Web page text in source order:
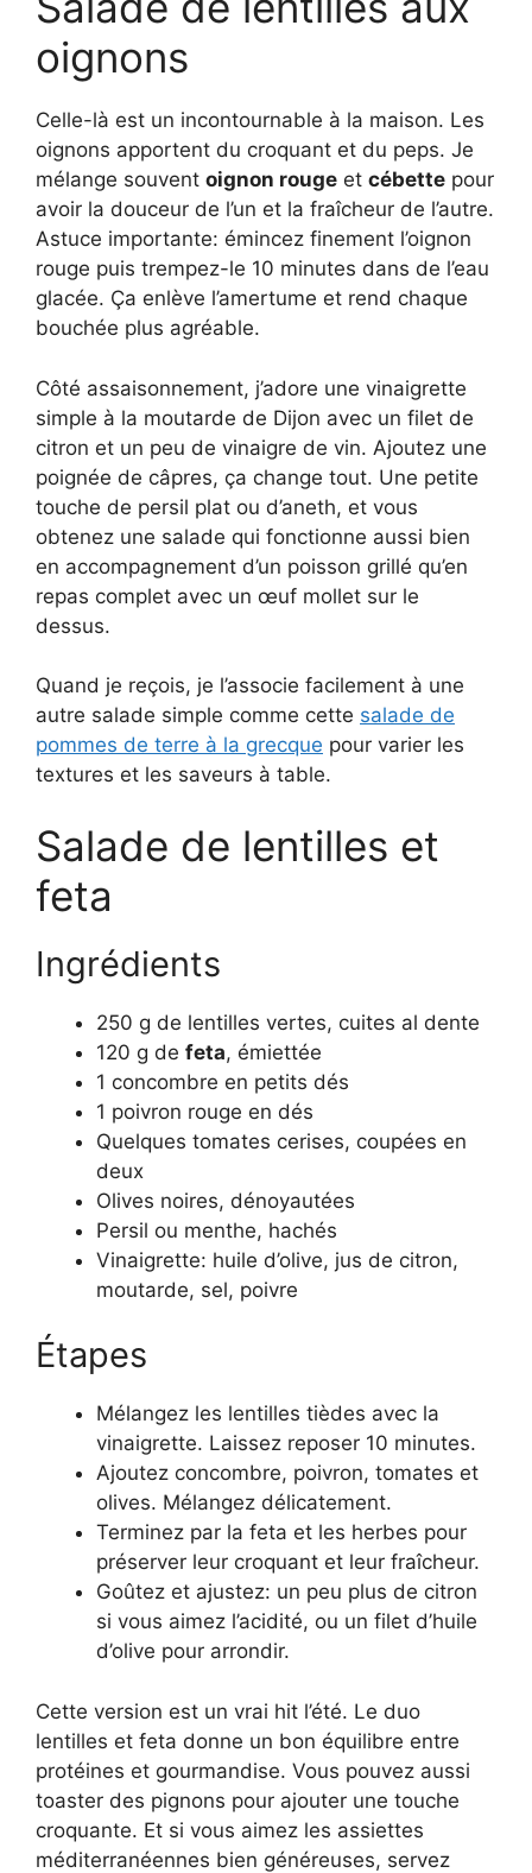
oignons
Celle-là est un incontournable à la maison. Les
oignons apportent du croquant et du peps. Je
mélange souvent oignon rouge et cébette pour
avoir la douceur de l’un et la fraîcheur de l’autre.
Astuce importante: émincez finement l’oignon
rouge puis trempez-le 10 minutes dans de l’eau
glacée. Ça enlève l’amertume et rend chaque
bouchée plus agréable.
Côté assaisonnement, j’adore une vinaigrette
simple à la moutarde de Dijon avec un filet de
citron et un peu de vinaigre de vin. Ajoutez une
poignée de câpres, ça change tout. Une petite
touche de persil plat ou d’aneth, et vous
obtenez une salade qui fonctionne aussi bien
en accompagnement d’un poisson grillé qu’en
repas complet avec un œuf mollet sur le
dessus.
Quand je reçois, je l’associe facilement à une
autre salade simple comme cette salade de
pommes de terre à la grecque pour varier les
textures et les saveurs à table.
Salade de lentilles et
feta
Ingrédients
250 g de lentilles vertes, cuites al dente
120 g de feta, émiettée
1 concombre en petits dés
1 poivron rouge en dés
Quelques tomates cerises, coupées en
deux
Olives noires, dénoyautées
Persil ou menthe, hachés
Vinaigrette: huile d’olive, jus de citron,
moutarde, sel, poivre
Étapes
Mélangez les lentilles tièdes avec la
vinaigrette. Laissez reposer 10 minutes.
Ajoutez concombre, poivron, tomates et
olives. Mélangez délicatement.
Terminez par la feta et les herbes pour
préserver leur croquant et leur fraîcheur.
Goûtez et ajustez: un peu plus de citron
si vous aimez l’acidité, ou un filet d’huile
d’olive pour arrondir.
Cette version est un vrai hit l’été. Le duo
lentilles et feta donne un bon équilibre entre
protéines et gourmandise. Vous pouvez aussi
toaster des pignons pour ajouter une touche
croquante. Et si vous aimez les assiettes
méditerranéennes bien généreuses, servez